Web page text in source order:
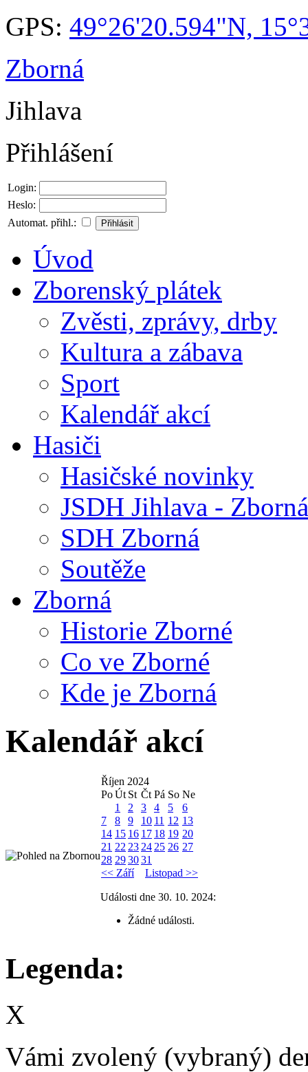
GPS: 49°26'20.594"N,
Zborná
Jihlava
Přihlášení
Login:
Heslo:
Automat. přihl.:
Úvod
Zborenský plátek
Zvěsti, zprávy, drby
Kultura a zábava
Sport
Kalendář akcí
Hasiči
Hasičské novinky
JSDH Jihlava - Zborná
SDH Zborná
Soutěže
Zborná
Historie Zborné
Co ve Zborné
Kde je Zborná
Kalendář akcí
Říjen 2024
PoÚt St Čt Pá So Ne
1
2 3 4 5
6
7
8 9 10 11 12 13
14 15 16 17 18 19 20
21 22 23 24 25 26 27
28 293031
<< Září
Listopad >>
Události dne 30. 10. 2024:
Žádné události.
Legenda:
X
Vámi zvolený (vybraný)